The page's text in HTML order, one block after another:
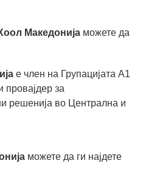
Македонија можете да
е член на Групацијата А1
провајдер за
решенија во Централна и
можете да ги најдете